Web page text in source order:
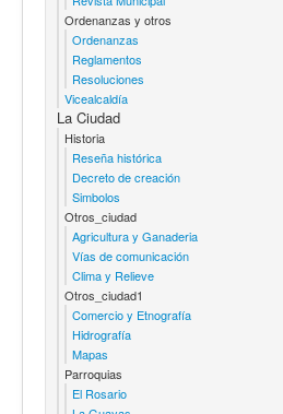
Ordenanzas y otros
Ordenanzas
Reglamentos
Resoluciones
Vicealcaldía
La Ciudad
Historia
Reseña histórica
Decreto de creación
Simbolos
Otros_ciudad
Agricultura y Ganaderia
Vías de comunicación
Clima y Relieve
Otros_ciudad1
Comercio y Etnografía
Hidrografía
Mapas
Parroquias
El Rosario